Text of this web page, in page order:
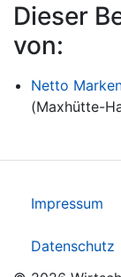
Dieser
von:
Netto
(Maxhütte-
Impressum
Datenschutz